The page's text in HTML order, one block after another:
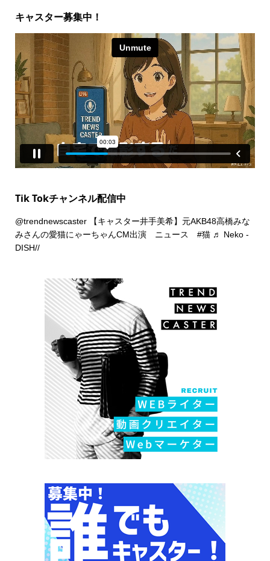
キャスター募集中！
Tik Tokチャンネル配信中
@trendnewscaster【キャスター井手美希】元AKB48高橋みな
みさんの愛猫にゃーちゃんCM出演 ニュース #猫 ♬ Neko -
DISH//